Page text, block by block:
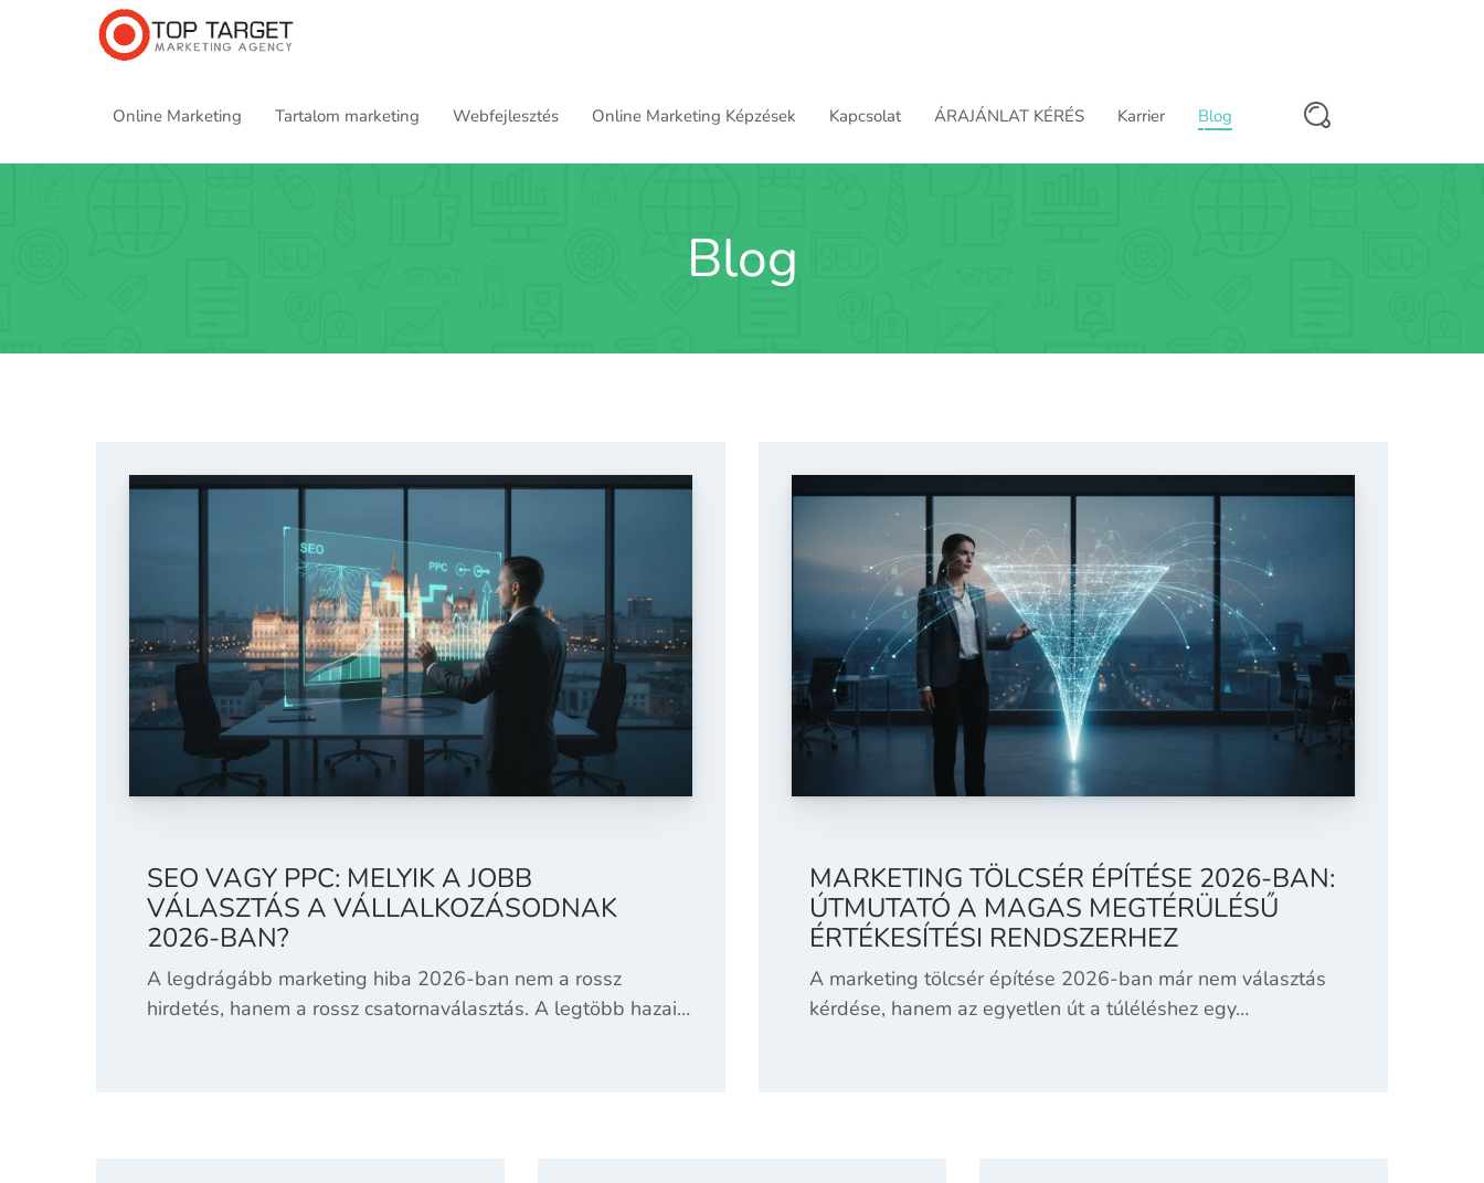
Online Marketing Tartalom marketing Webfejlesztés Online Marketing Képzések Kapcsolat ÁRAJÁNLAT KÉRÉS Karrier Blog
Blog
SEO VAGY PPC: MELYIK A JOBB
VÁLASZTÁS A VÁLLALKOZÁSODNAK
2026-BAN?
A legdrágább marketing hiba 2026-ban nem a rossz
hirdetés, hanem a rossz csatornaválasztás. A legtöbb hazai…
MARKETING TÖLCSÉR ÉPÍTÉSE 2026-BAN:
ÚTMUTATÓ A MAGAS MEGTÉRÜLÉSŰ
ÉRTÉKESÍTÉSI RENDSZERHEZ
A marketing tölcsér építése 2026-ban már nem választás
kérdése, hanem az egyetlen út a túléléshez egy…